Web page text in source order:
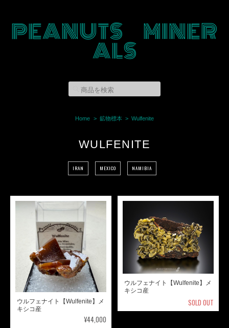
PEANUTS MINER
ALS
Home 鉱物標本 Wulfenite
WULFENITE
IRAN MEXICO NAMIBIA
ウルフェナイト【Wulfenite】メ
キシコ産
¥44,000
ウルフェナイト【Wulfenite】メ
キシコ産
SOLD OUT